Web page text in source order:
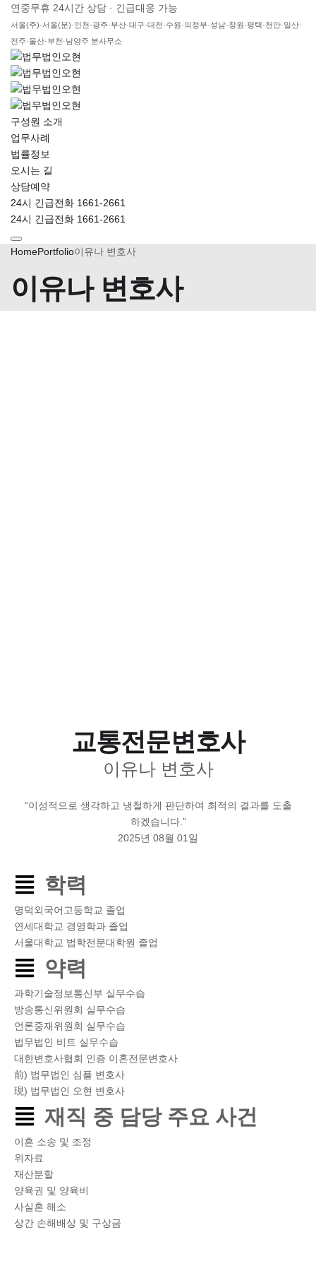
연중무휴 24시간 상담 · 긴급대응 가능
서울(주)·서울(분)·인천·광주·부산·대구·대전·수원·의정부·성남·창원·평택·천안·일산·
전주·울산·부천·남양주 분사무소
구성원 소개
업무사례
법률정보
오시는 길
상담예약
24시 긴급전화 1661-2661
24시 긴급전화 1661-2661
HomePortfolio이유나 변호사
이유나 변호사
교통전문변호사
이유나 변호사
“이성적으로 생각하고 냉철하게 판단하여 최적의 결과를 도출
하겠습니다.”
2025년 08월 01일
학력
명덕외국어고등학교 졸업
연세대학교 경영학과 졸업
서울대학교 법학전문대학원 졸업
약력
과학기술정보통신부 실무수습
방송통신위원회 실무수습
언론중재위원회 실무수습
법무법인 비트 실무수습
대한변호사협회 인증 이혼전문변호사
前) 법무법인 심플 변호사
現) 법무법인 오현 변호사
재직 중 담당 주요 사건
이혼 소송 및 조정
위자료
재산분할
양육권 및 양육비
사실혼 해소
상간 손해배상 및 구상금